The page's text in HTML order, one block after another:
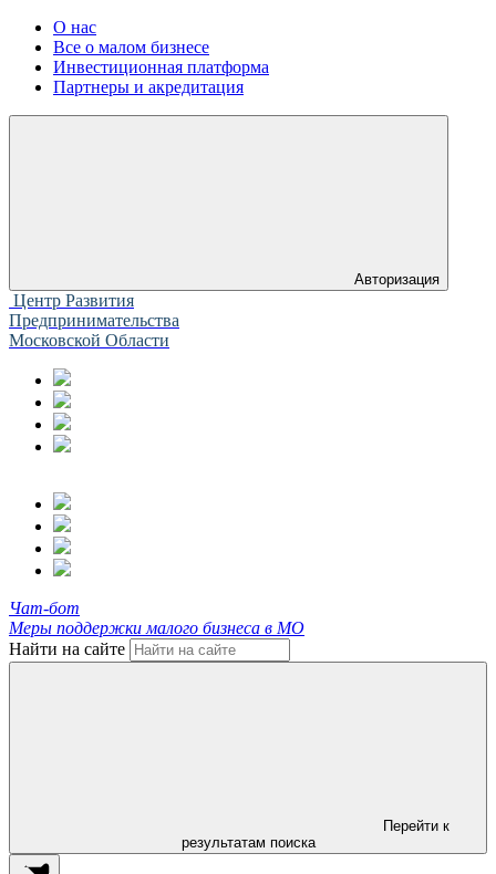
О нас
Все о малом бизнесе
Инвестиционная платформа
Партнеры и акредитация
Авторизация
Центр Развития
Предпринимательства
Московской Области
Чат-бот
Меры поддержки малого бизнеса в МО
Найти на сайте
Перейти к
результатам поиска